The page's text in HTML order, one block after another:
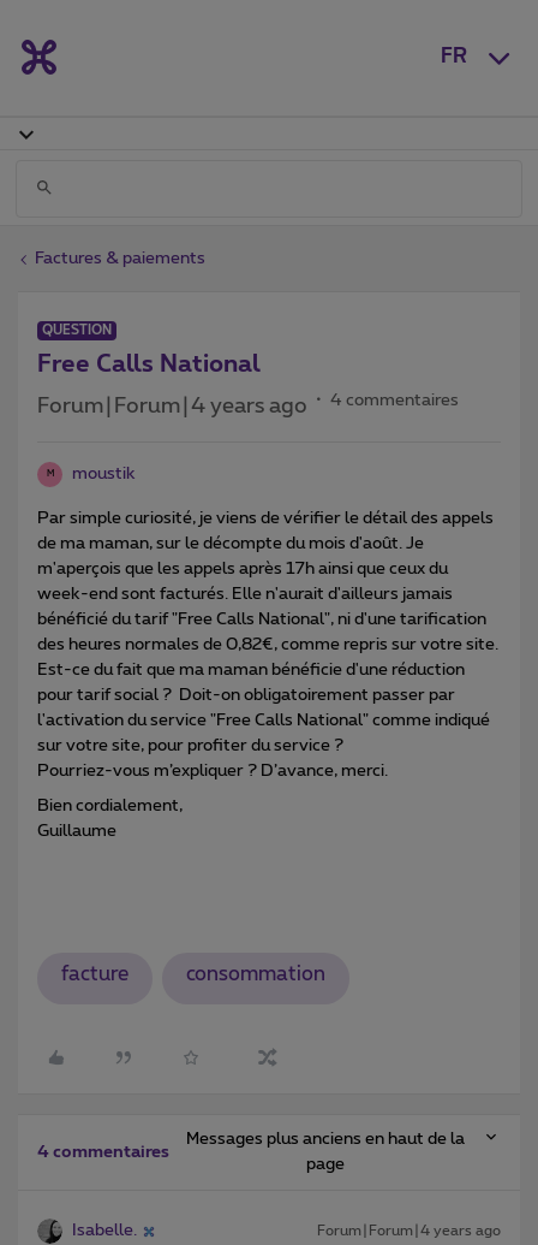
FR
Factures & paiements
QUESTION
Free Calls National
Forum|Forum|4 years ago 4 commentaires
M moustik
Par simple curiosité, je viens de vérifier le détail des appels
de ma maman, sur le décompte du mois d'août. Je
m'aperçois que les appels après 17h ainsi que ceux du
week-end sont facturés. Elle n'aurait d'ailleurs jamais
bénéficié du tarif "Free Calls National", ni d'une tarification
des heures normales de 0,82€, comme repris sur votre site.
Est-ce du fait que ma maman bénéficie d'une réduction
pour tarif social ? Doit-on obligatoirement passer par
l'activation du service "Free Calls National" comme indiqué
sur votre site, pour profiter du service ?
Pourriez-vous m’expliquer ? D’avance, merci.
Bien cordialement,
Guillaume
facture consommation
4 commentaires
Messages plus anciens en haut de la
page
Isabelle. Forum|Forum|4 years ago